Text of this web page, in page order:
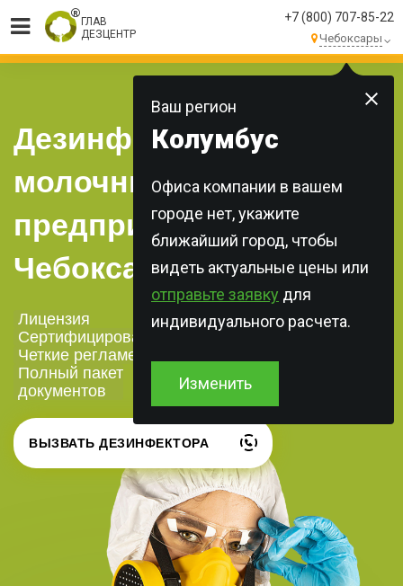
ГЛАВ
ДЕЗЦЕНТР
+7 (800) 707-85-22
Чебоксары
Ваш регион
Колумбус
Офиса компании в вашем
городе нет, укажите
ближайший город, чтобы
видеть актуальные цены или
отправьте заявку для
индивидуального расчета.
Изменить
МЫ ВЫПОЛНЯЕМБОЛЕЕ 250 ЗАКАЗОВ
КАЖДЫЙ ДЕНЬ!
Дезинфекция на
молочных
предприятиях в
Чебоксарах
Лицензия
Сертифицированная химия
Четкие регламенты
Полный пакет
документов
ВЫЗВАТЬ ДЕЗИНФЕКТОРА